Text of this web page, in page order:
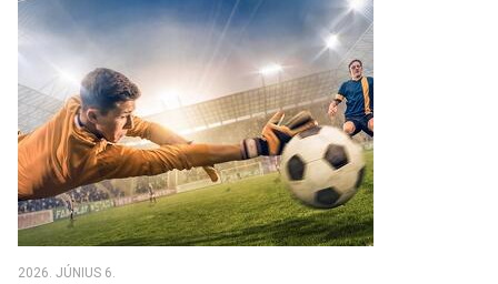
2026. JÚNIUS 6.